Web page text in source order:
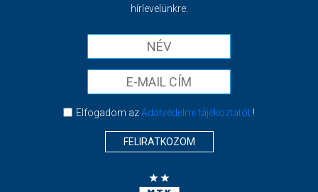
hírlevelünkre:
Elfogadom azAdatvédelmi tájékoztatót!
FELIRATKOZOM